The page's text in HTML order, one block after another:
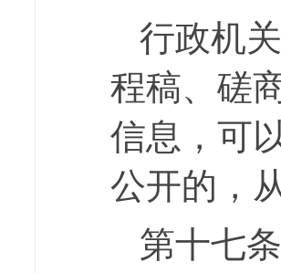
行政机
程稿、磋
信息，可
公开的，
第十七条